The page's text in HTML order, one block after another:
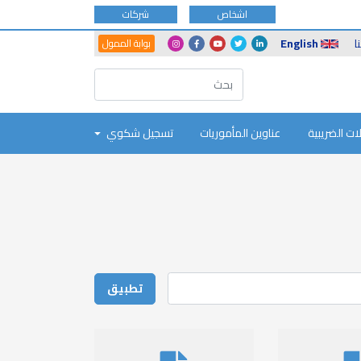
اشخاص شركات
English
Social
Icons
Another
Portals
بوابة الممول
الضريبية عناوين المأموريات تسجيل شكوي